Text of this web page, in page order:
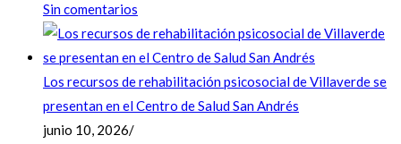
Sin comentarios
Los recursos de rehabilitación psicosocial de Villaverde se
presentan en el Centro de Salud San Andrés
junio 10, 2026/